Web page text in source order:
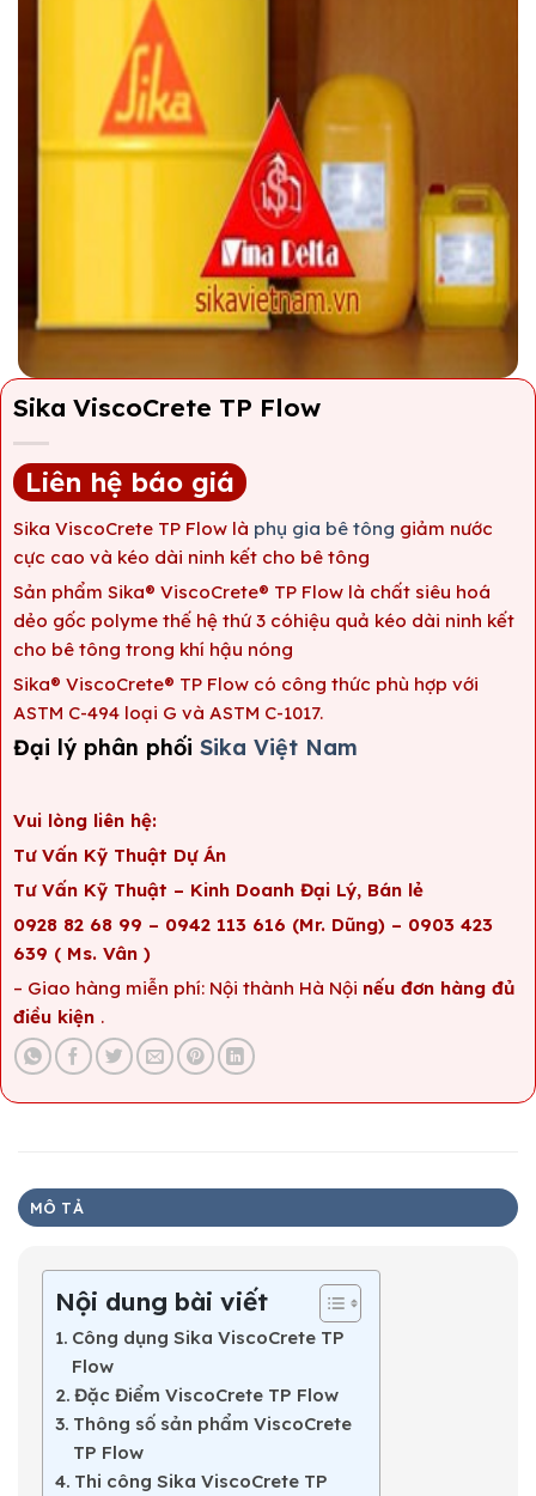
Sika ViscoCrete TP Flow
Liên hệ báo giá
Sika ViscoCrete TP Flow là phụ gia bê tông giảm nước
cực cao và kéo dài ninh kết cho bê tông
Sản phẩm Sika® ViscoCrete® TP Flow là chất siêu hoá
dẻo gốc polyme thế hệ thứ 3 cóhiệu quả kéo dài ninh kết
cho bê tông trong khí hậu nóng
Sika® ViscoCrete® TP Flow có công thức phù hợp với
ASTM C-494 loại G và ASTM C-1017.
Đại lý phân phối Sika Việt Nam
Vui lòng liên hệ:
Tư Vấn Kỹ Thuật Dự Án
Tư Vấn Kỹ Thuật – Kinh Doanh Đại Lý, Bán lẻ
0928 82 68 99 – 0942 113 616 (Mr. Dũng) – 0903 423
639 ( Ms. Vân )
– Giao hàng miễn phí: Nội thành Hà Nội nếu đơn hàng đủ
điều kiện .
MÔ TẢ
Nội dung bài viết
Công dụng Sika ViscoCrete TP
Flow
Đặc Điểm ViscoCrete TP Flow
Thông số sản phẩm ViscoCrete
TP Flow
Thi công Sika ViscoCrete TP